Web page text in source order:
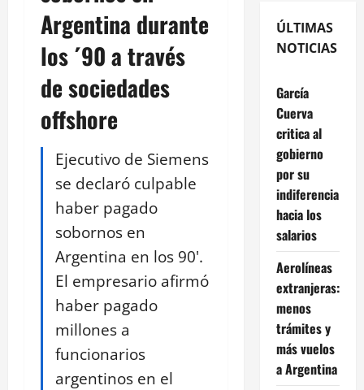
Argentina durante
los ´90 a través
de sociedades
offshore
Ejecutivo de Siemens
se declaró culpable
haber pagado
sobornos en
Argentina en los 90'.
El empresario afirmó
haber pagado
millones a
funcionarios
argentinos en el
ÚLTIMAS
NOTICIAS
García
Cuerva
critica al
gobierno
por su
indiferencia
hacia los
salarios
Aerolíneas
extranjeras:
menos
trámites y
más vuelos
a Argentina